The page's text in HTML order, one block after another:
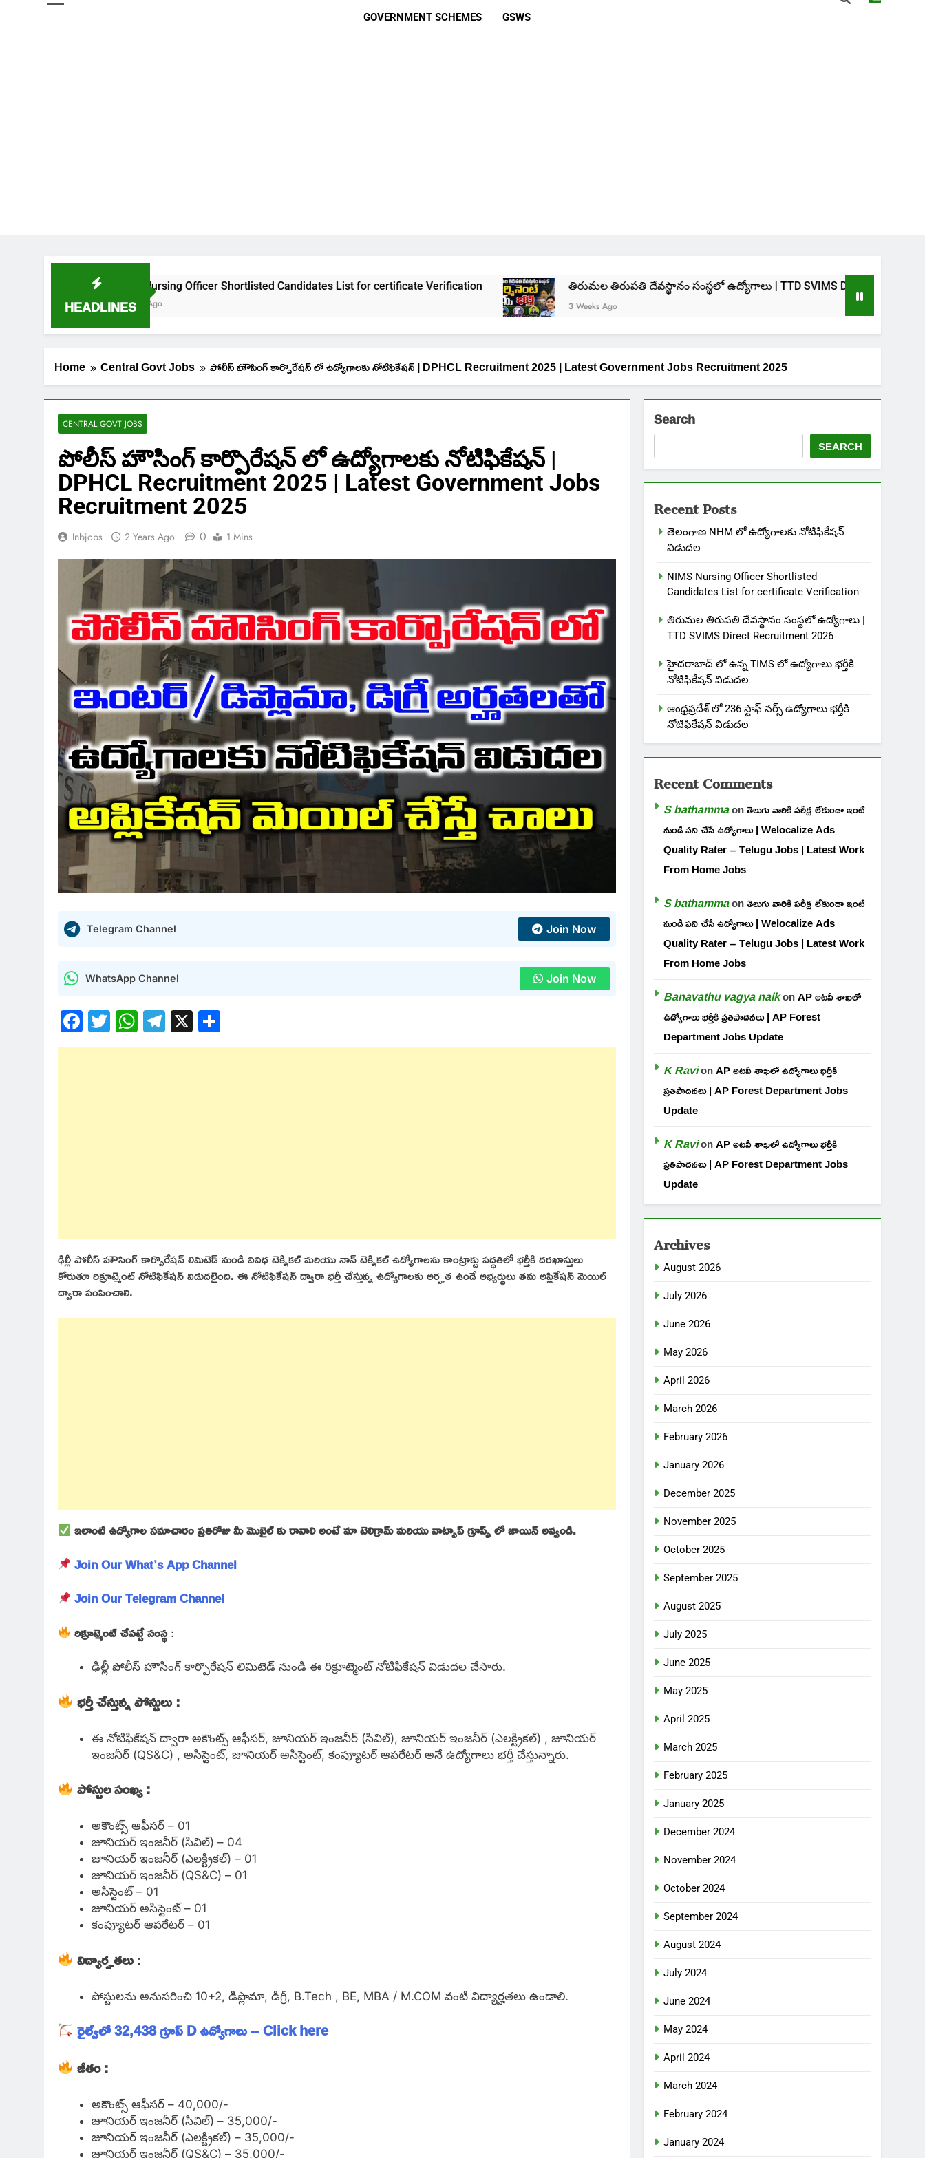
GOVERNMENT SCHEMES GSWS
HEADLINES
NIMS Nursing Officer Shortlisted Candidates List for certificate Verification
2 Weeks Ago
తిరుమల తిరుపతి దేవస్థానం సంస్థలో ఉద్యోగాలు | TTD SVIMS Direct Recruitment 2026
3 Weeks Ago
Home Central Govt Jobs పోలీస్ హౌసింగ్ కార్పొరేషన్ లో ఉద్యోగాలకు నోటిఫికేషన్ | DPHCL Recruitment 2025 | Latest Government Jobs Recruitment 2025
CENTRAL GOVT JOBS
పోలీస్ హౌసింగ్ కార్పొరేషన్ లో ఉద్యోగాలకు నోటిఫికేషన్ |
DPHCL Recruitment 2025 | Latest Government Jobs
Recruitment 2025
Inbjobs 2 Years Ago 0 1 Mins
Telegram Channel Join Now
WhatsApp Channel Join Now
Facebook
Twitter
WhatsApp
Telegram
X
ఢిల్లీ పోలీస్ హౌసింగ్ కార్పొరేషన్ లిమిటెడ్ నుండి వివిధ టెక్నికల్ మరియు నాన్ టెక్నికల్ ఉద్యోగాలను కాంట్రాక్టు పద్ధతిలో భర్తీకి దరఖాస్తులు
కోరుతూ రిక్రూట్మెంట్ నోటిఫికేషన్ విడుదలైంది. ఈ నోటిఫికేషన్ ద్వారా భర్తీ చేస్తున్న ఉద్యోగాలకు అర్హత ఉండే అభ్యర్థులు తమ అప్లికేషన్ మెయిల్
ద్వారా పంపించాలి.
ఇలాంటి ఉద్యోగాల సమాచారం ప్రతిరోజు మీ మొబైల్ కు రావాలి అంటే మా టెలిగ్రామ్ మరియు వాట్సాప్ గ్రూప్స్ లో జాయిన్ అవ్వండి.
Join Our What’s App Channel
Join Our Telegram Channel
రిక్రూట్మెంట్ చేపట్టే సంస్థ:
ఢిల్లీ పోలీస్ హౌసింగ్ కార్పొరేషన్ లిమిటెడ్ నుండి ఈ రిక్రూట్మెంట్ నోటిఫికేషన్ విడుదల చేసారు.
భర్తీ చేస్తున్న పోస్టులు :
ఈ నోటిఫికేషన్ ద్వారా అకౌంట్స్ ఆఫీసర్, జూనియర్ ఇంజనీర్ (సివిల్), జూనియర్ ఇంజనీర్ (ఎలక్ట్రికల్) , జూనియర్
ఇంజనీర్ (QS&C) , అసిస్టెంట్, జూనియర్ అసిస్టెంట్, కంప్యూటర్ ఆపరేటర్ అనే ఉద్యోగాలు భర్తీ చేస్తున్నారు.
పోస్టుల సంఖ్య :
అకౌంట్స్ ఆఫీసర్ – 01
జూనియర్ ఇంజనీర్ (సివిల్) – 04
జూనియర్ ఇంజనీర్ (ఎలక్ట్రికల్) – 01
జూనియర్ ఇంజనీర్ (QS&C) – 01
అసిస్టెంట్ – 01
జూనియర్ అసిస్టెంట్ – 01
కంప్యూటర్ ఆపరేటర్ – 01
విద్యార్హతలు:
పోస్టులను అనుసరించి 10+2, డిప్లొమా, డిగ్రీ, B.Tech , BE, MBA / M.COM వంటి విద్యార్హతలు ఉండాలి.
రైల్వేలో 32,438 గ్రూప్ D ఉద్యోగాలు – Click here
జీతం :
అకౌంట్స్ ఆఫీసర్ – 40,000/-
జూనియర్ ఇంజనీర్ (సివిల్) – 35,000/-
జూనియర్ ఇంజనీర్ (ఎలక్ట్రికల్) – 35,000/-
జూనియర్ ఇంజనీర్ (QS&C) – 35,000/-
Search
SEARCH
Recent Posts
తెలంగాణ NHM లో ఉద్యోగాలకు నోటిఫికేషన్
విడుదల
NIMS Nursing Officer Shortlisted
Candidates List for certificate Verification
తిరుమల తిరుపతి దేవస్థానం సంస్థలో ఉద్యోగాలు |
TTD SVIMS Direct Recruitment 2026
హైదరాబాద్ లో ఉన్న TIMS లో ఉద్యోగాలు భర్తీకి
నోటిఫికేషన్ విడుదల
ఆంధ్రప్రదేశ్ లో 236 స్టాఫ్ నర్స్ ఉద్యోగాలు భర్తీకి
నోటిఫికేషన్ విడుదల
Recent Comments
S bathammaonతెలుగు వారికి పరీక్ష లేకుండా ఇంటి
నుండి పని చేసే ఉద్యోగాలు | Welocalize Ads
Quality Rater – Telugu Jobs | Latest Work
From Home Jobs
S bathammaonతెలుగు వారికి పరీక్ష లేకుండా ఇంటి
నుండి పని చేసే ఉద్యోగాలు | Welocalize Ads
Quality Rater – Telugu Jobs | Latest Work
From Home Jobs
Banavathu vagya naikonAP అటవీ శాఖలో
ఉద్యోగాలు భర్తీకి ప్రతిపాదనలు | AP Forest
Department Jobs Update
K RavionAP అటవీ శాఖలో ఉద్యోగాలు భర్తీకి
ప్రతిపాదనలు | AP Forest Department Jobs
Update
K RavionAP అటవీ శాఖలో ఉద్యోగాలు భర్తీకి
ప్రతిపాదనలు | AP Forest Department Jobs
Update
Archives
August 2026
July 2026
June 2026
May 2026
April 2026
March 2026
February 2026
January 2026
December 2025
November 2025
October 2025
September 2025
August 2025
July 2025
June 2025
May 2025
April 2025
March 2025
February 2025
January 2025
December 2024
November 2024
October 2024
September 2024
August 2024
July 2024
June 2024
May 2024
April 2024
March 2024
February 2024
January 2024